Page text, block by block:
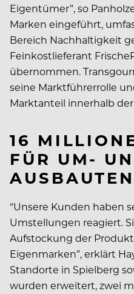
Eigentümer”, so
Marken eingeführt,
Bereich Nachhaltigkeit
Feinkostlieferant
übernommen.
seine Marktführerrolle
Marktanteil innerhalb
16
FÜR UM-
“Unsere Kunden haben
Umstellungen reagiert.
Aufstockung der
Eigenmarken”, erklärt
Standorte in Spielberg
wurden erweitert, zwei